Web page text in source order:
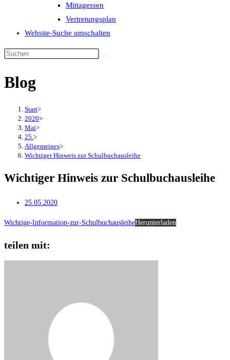
Mittagessen
Vertretungsplan
Website-Suche umschalten
Blog
Start>
2020>
Mai>
25. >
Allgemeines>
Wichtiger Hinweis zur Schulbuchausleihe
Wichtiger Hinweis zur Schulbuchausleihe
25.05.2020
Wichtige-Information-zur-SchulbuchausleiheHerunterladen
teilen mit: